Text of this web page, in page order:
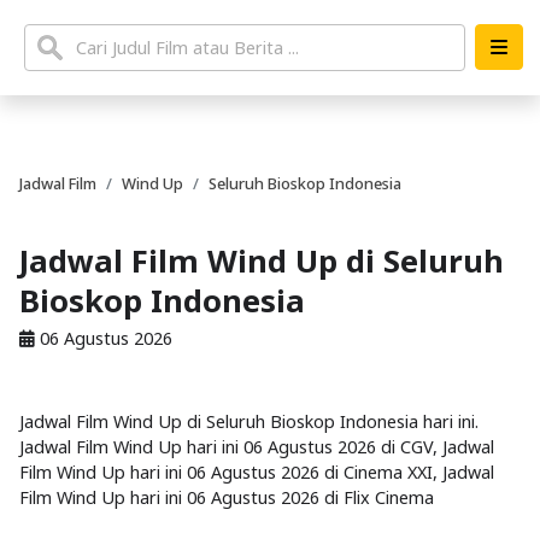
Jadwal Film Wind Up Seluruh Bioskop Indonesia
Jadwal Film Wind Up di Seluruh
Bioskop Indonesia
06 Agustus 2026
Jadwal Film Wind Up di Seluruh Bioskop Indonesia hari ini.
Jadwal Film Wind Up hari ini 06 Agustus 2026 di CGV, Jadwal
Film Wind Up hari ini 06 Agustus 2026 di Cinema XXI, Jadwal
Film Wind Up hari ini 06 Agustus 2026 di Flix Cinema